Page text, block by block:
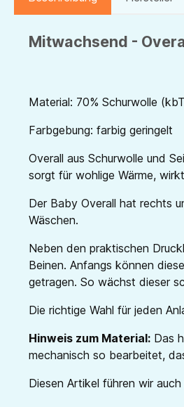
Mitwachsend -
Material: 70% Schurwolle
Farbgebung: farbig geringelt
Overall aus Schurwolle und
sorgt für wohlige Wärme,
Der Baby Overall hat rechts
Wäschen.
Neben den praktischen
Beinen. Anfangs können
getragen. So wächst dieser
Die richtige Wahl für jeden
Hinweis zum Material: Das
mechanisch so bearbeitet,
Diesen Artikel führen wir